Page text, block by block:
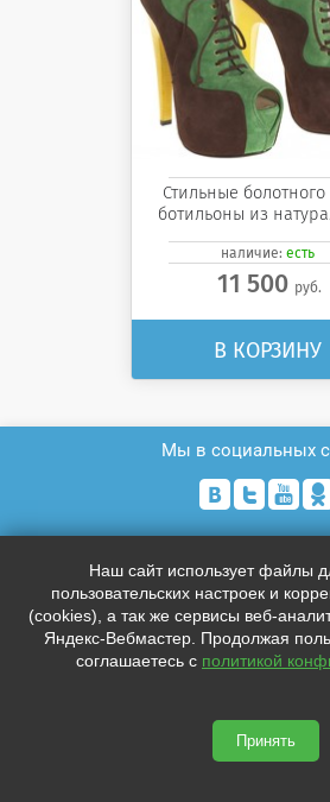
Стильные болотного
ботильоны из
наличие:есть
11 500 руб.
В КОРЗИНУ
43420.pmview.ru ©
+7 (812)0000000
+7 (812)
Мы в социальных
   
Наш сайт использует файлы
пользовательских настроек и
(cookies), а так же сервисы веб-
Яндекс-Вебмастер. Продолжая
соглашаетесь с политикой
Принять